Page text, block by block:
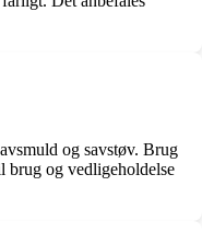
og savstøv. Brug
brug og vedligeholdelse